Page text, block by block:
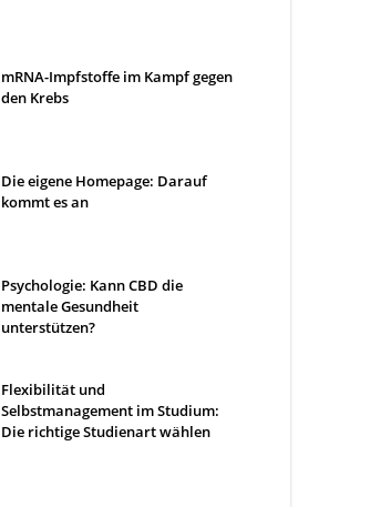
mRNA-Impfstoffe im Kampf gegen
den Krebs
Die eigene Homepage: Darauf
kommt es an
Psychologie: Kann CBD die
mentale Gesundheit
unterstützen?
Flexibilität und
Selbstmanagement im Studium:
Die richtige Studienart wählen